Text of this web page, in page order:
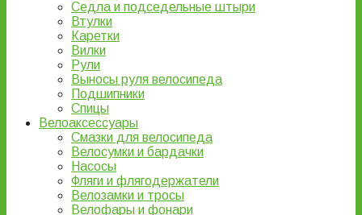
Седла и подседельные штыри
Втулки
Каретки
Вилки
Рули
Выносы руля велосипеда
Подшипники
Спицы
Велоаксессуары
Смазки для велосипеда
Велосумки и бардачки
Насосы
Фляги и флягодержатели
Велозамки и тросы
Велофары и фонари